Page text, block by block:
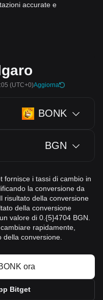
accurate e
(UTC+0)Aggiorna
BONK
BGN
fornisce i tassi di cambio in
la conversione da
risultato della conversione
della conversione
valore di 0.{5}4704 BGN.
rapidamente,
conversione.
ora
Bitget